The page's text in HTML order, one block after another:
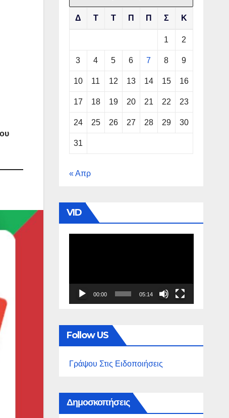
Δ Τ Τ Π Π Σ Κ
1 2
3 4 5 6 7 8 9
10 11 12 13 14 15 16
17 18 19 20 21 22 23
24 25 26 27 28 29 30
31
« Απρ
VID
00:00 05:14
Follow US
Γράψου Στις Ειδοποιήσεις
Δημοσκοπήσεις